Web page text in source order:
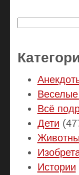
Веселые
Всё
Дети
Истории